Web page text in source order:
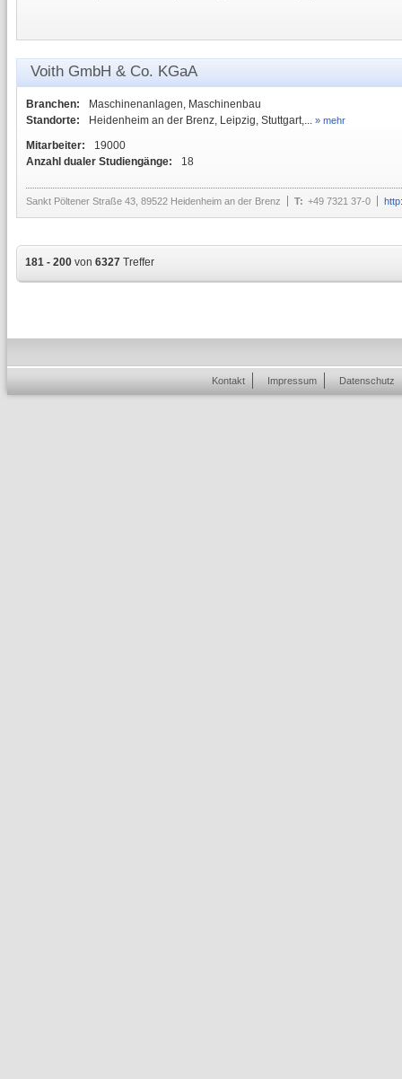
Voith GmbH & Co. KGaA
Branchen:
Maschinenanlagen, Maschinenbau
Standorte:
Heidenheim an der Brenz, Leipzig, Stuttgart,... » mehr
Mitarbeiter:
19000
Anzahl dualer Studiengänge:
18
Sankt Pöltener Straße 43, 89522 Heidenheim an der Brenz T: +49 7321 37-0
181 - 200 von 6327 Treffer
Kontakt Impressum Datenschutz